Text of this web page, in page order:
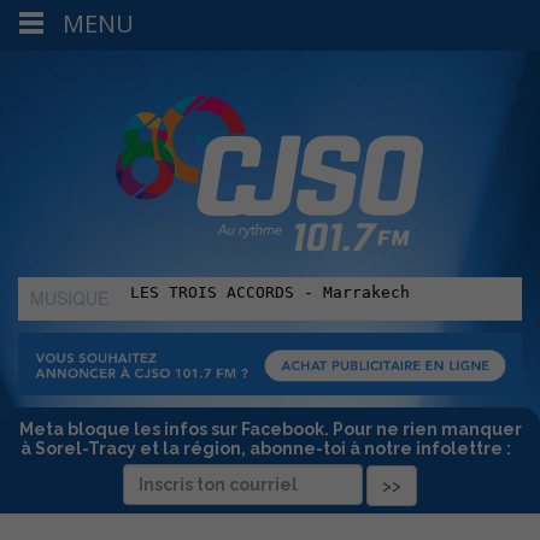
MUSIQUE
:
Meta bloque les infos sur Facebook. Pour ne rien manquer
à Sorel-Tracy et la région, abonne-toi à notre infolettre :
MENU